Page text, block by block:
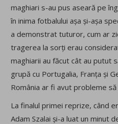
maghiari s-au pus aseară pe
în inima fotbalului așa și-așa
a demonstrat tuturor, cum ar
tragerea la sorți erau
maghiarii au făcut cât au putut
grupă cu Portugalia, Franța și
România ar fi avut probleme
La finalul primei reprize, când
Adam Szalai și-a luat un minut